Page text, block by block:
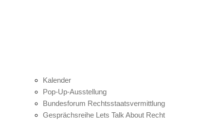
Kalender
Pop-Up-Ausstellung
Bundesforum Rechtsstaatsvermittlung
Gesprächsreihe Lets Talk About Recht